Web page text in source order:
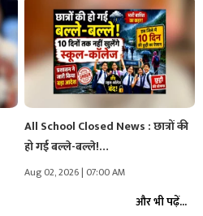
All School Closed News : छात्रों की
हो गई बल्ले-बल्ले!…
Aug 02, 2026 | 07:00 AM
और भी पढ़ें...